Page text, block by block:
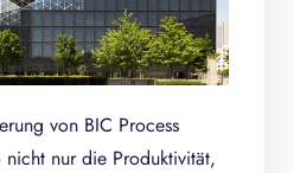
von BIC Process
nur die Produktivität,